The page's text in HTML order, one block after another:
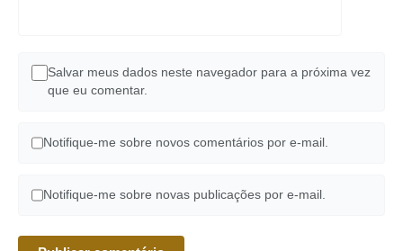
Salvar meus dados neste navegador para a próxima vez
que eu comentar.
Notifique-me sobre novos comentários por e-mail.
Notifique-me sobre novas publicações por e-mail.